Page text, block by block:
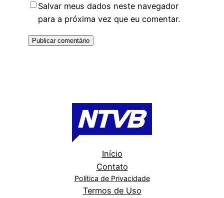
Salvar meus dados neste navegador
para a próxima vez que eu comentar.
Início
Contato
Política de Privacidade
Termos de Uso